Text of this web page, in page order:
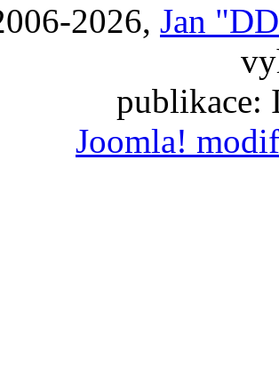
2026, Jan
publikace:
Joomla!